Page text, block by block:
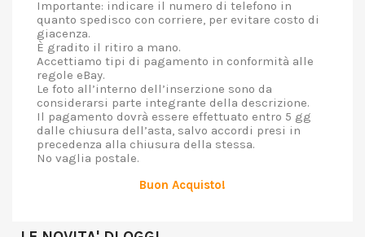
Importante: indicare il numero di telefono in
quanto spedisco con corriere, per evitare costo di
giacenza.
È gradito il ritiro a mano.
Accettiamo tipi di pagamento in conformità alle
regole eBay.
Le foto all’interno dell’inserzione sono da
considerarsi parte integrante della descrizione.
Il pagamento dovrà essere effettuato entro 5 gg
dalle chiusura dell’asta, salvo accordi presi in
precedenza alla chiusura della stessa.
No vaglia postale.
Buon Acquisto!